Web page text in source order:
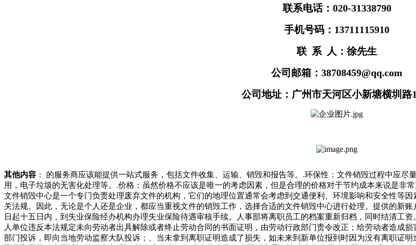
联系电话：020-31338790
手机号码：13711115910
联 系 人：徐先生
公司邮箱：38708459@qq.com
公司地址：广州市天河区小新塘横圳路
其他内容 ： 的服务商应该能提供一站式服务，包括文件收集、运输、销毁和报告等。.环保性：文件销毁过程中应
用，电子垃圾的无害化处理等。.价格：虽然价格不应该是唯一的考虑因素，但是合理的价格对于节约成本来说是非
文件销毁中心是一个专门负责处理废弃文件的机构，它们的地理位置通常会考虑到交通便利、环境影响和安全性等
关法规。因此，无论是个人还是企业，都应当重视文件的销毁工作，选择合适的文件销毁中心进行处理。提供的新
日起十五日内，到失业保险经办机构办理失业保险待遇审核手续。人事部将离职员工的档案重新归档，同时结清工
人单位违反本法规定未向劳动者出具解除或者终止劳动合同的书面证明，由劳动行政部门责令改正；给劳动者造成
部门投诉，即向当地劳动监察大队投诉；、当未拿到离职证明造成了损失，如未来到新单位报到时因为没有离职证